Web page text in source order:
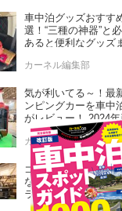
車中泊グッズおすす
選！“三種の神器”と必
あると便利なグッズ
カーネル編集部
気が利いてる～！最
ンピングカーを車中
がレビュー！ 2024
デル4台をチェック
カーネル編集部
ゴードンミラー新モ
なんと軽バン！ゴー
ラーらしさを踏襲し
ス抜群のバンライフ